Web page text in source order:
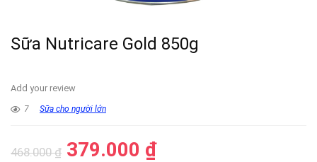
Sữa Nutricare Gold 850g
Add your review
7 Sữa cho người lớn
468.000₫ 379.000 ₫